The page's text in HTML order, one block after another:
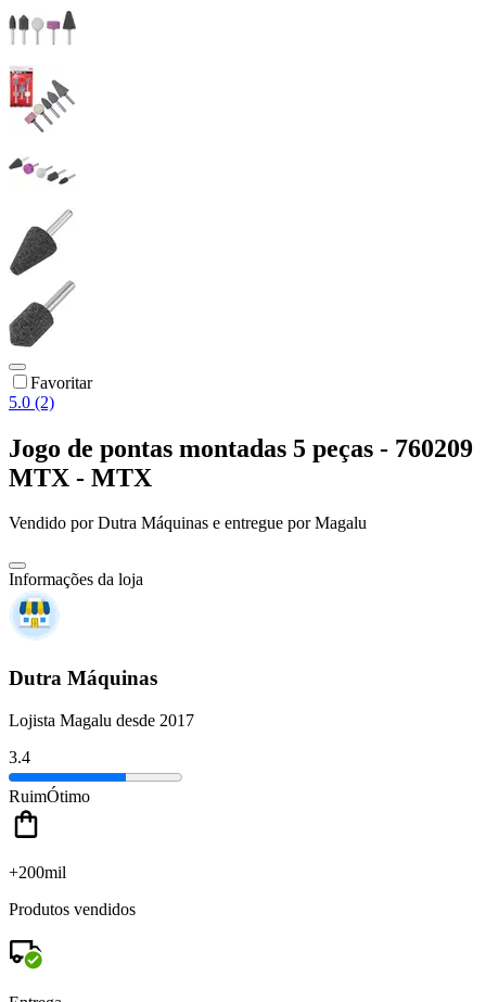
Favoritar
5.0 (2)
Jogo de pontas montadas 5 peças - 760209
MTX - MTX
Vendido porDutra Máquinas e entregue por Magalu
Informações da loja
Dutra Máquinas
Lojista Magalu desde 2017
3.4
RuimÓtimo
+200mil
Produtos vendidos